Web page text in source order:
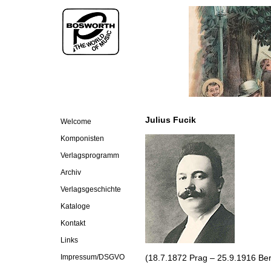
Welcome
Komponisten
Verlagsprogramm
Archiv
Verlagsgeschichte
Kataloge
Kontakt
Links
Impressum/DSGVO
Julius Fucik
(18.7.1872 Prag – 25.9.1916